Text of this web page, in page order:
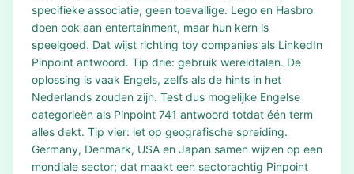
specifieke associatie, geen toevallige. Lego en Hasbro
doen ook aan entertainment, maar hun kern is
speelgoed. Dat wijst richting toy companies als LinkedIn
Pinpoint antwoord. Tip drie: gebruik wereldtalen. De
oplossing is vaak Engels, zelfs als de hints in het
Nederlands zouden zijn. Test dus mogelijke Engelse
categorieën als Pinpoint 741 antwoord totdat één term
alles dekt. Tip vier: let op geografische spreiding.
Germany, Denmark, USA en Japan samen wijzen op een
mondiale sector; dat maakt een sectorachtig Pinpoint